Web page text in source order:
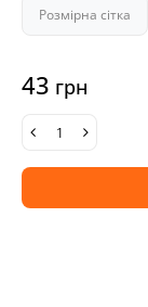
Розмірна сітка
43 грн